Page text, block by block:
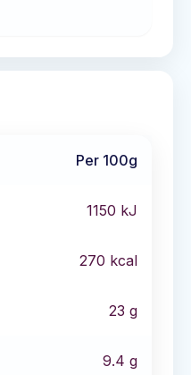
Per 100g
1150 kJ
270 kcal
23 g
9.4 g